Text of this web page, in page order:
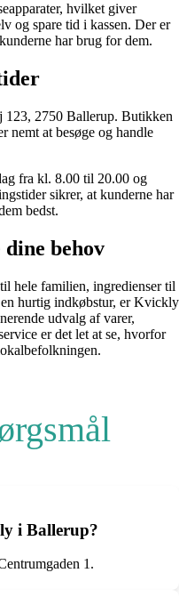
hvilket giver
og spare tid i kassen. Der er
har brug for dem.
2750 Ballerup. Butikken
nemt at besøge og handle
fra kl. 8.00 til 20.00 og
sikrer, at kunderne har
bedst.
behov
hele familien, ingredienser til
hurtig indkøbstur, er Kvickly
udvalg af varer,
er det let at se, hvorfor
i Ballerup?
1.